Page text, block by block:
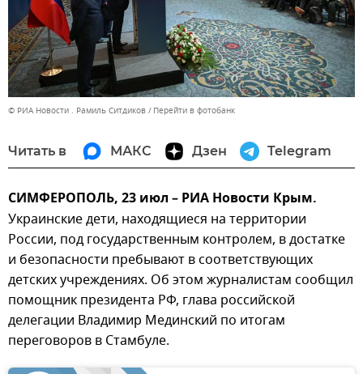
© РИА Новости . Рамиль Ситдиков Перейти в фотобанк
Читать в МАКС Дзен Telegram
СИМФЕРОПОЛЬ, 23 июл – РИА Новости Крым.
Украинские дети, находящиеся на территории
России, под государственным контролем, в достатке
и безопасности пребывают в соответствующих
детских учреждениях. Об этом журналистам сообщил
помощник президента РФ, глава российской
делегации Владимир Мединский по итогам
переговоров в Стамбуле.